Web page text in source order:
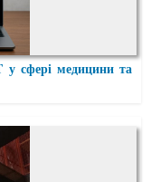
у сфері медицини та